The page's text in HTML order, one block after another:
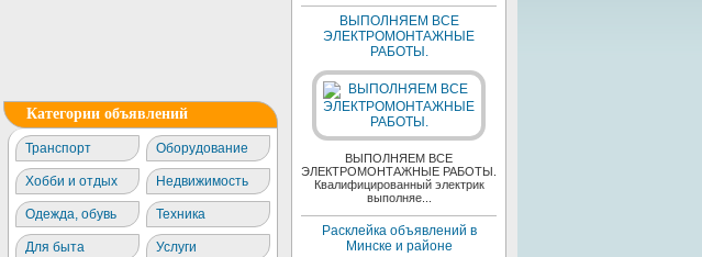
Категории объявлений
Транспорт Оборудование
Хобби и отдых Недвижимость
Одежда, обувь Техника
Для быта Услуги
ВЫПОЛНЯЕМ ВСЕ
ЭЛЕКТРОМОНТАЖНЫЕ
РАБОТЫ.
ВЫПОЛНЯЕМ ВСЕ
ЭЛЕКТРОМОНТАЖНЫЕ РАБОТЫ.
Квалифицированный электрик
выполняе...
Расклейка объявлений в
Минске и районе